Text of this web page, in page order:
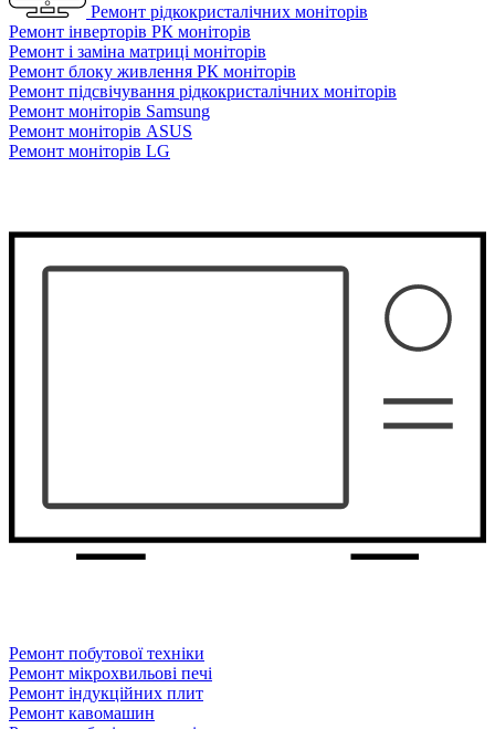
Ремонт рідкокристалічних моніторів
Ремонт інверторів РК моніторів
Ремонт і заміна матриці моніторів
Ремонт блоку живлення РК моніторів
Ремонт підсвічування рідкокристалічних моніторів
Ремонт моніторів Samsung
Ремонт моніторів ASUS
Ремонт моніторів LG
Ремонт побутової техніки
Ремонт мікрохвильові печі
Ремонт індукційних плит
Ремонт кавомашин